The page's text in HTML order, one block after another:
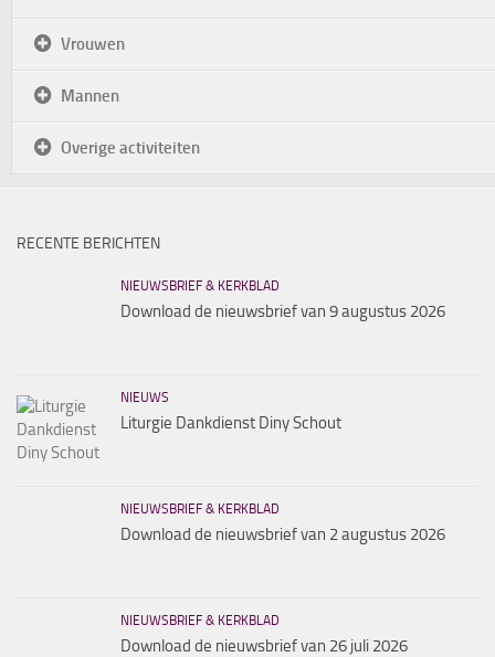
Vrouwen
Mannen
Overige activiteiten
RECENTE BERICHTEN
NIEUWSBRIEF & KERKBLAD
Download de nieuwsbrief van 9 augustus 2026
NIEUWS
Liturgie Dankdienst Diny Schout
NIEUWSBRIEF & KERKBLAD
Download de nieuwsbrief van 2 augustus 2026
NIEUWSBRIEF & KERKBLAD
Download de nieuwsbrief van 26 juli 2026